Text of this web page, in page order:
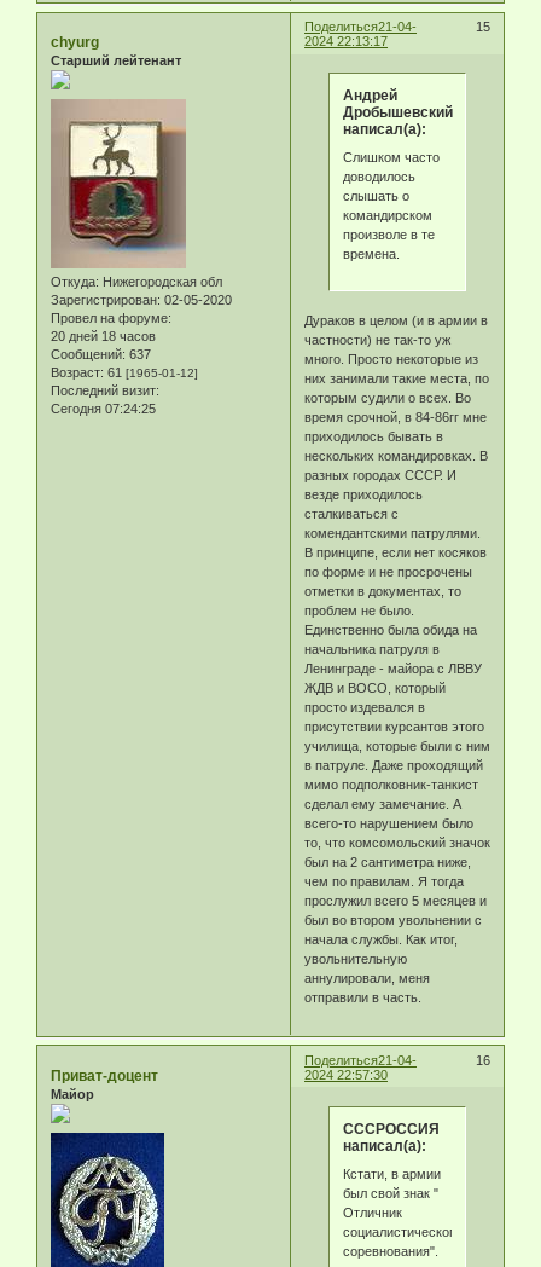
Поделиться 15
21-04-
2024 22:13:17
chyurg
Старший лейтенант
Откуда: Нижегородская обл
Зарегистрирован: 02-05-2020
Провел на форуме:
20 дней 18 часов
Сообщений: 637
Возраст: 61 [1965-01-12]
Последний визит:
Сегодня 07:24:25
Андрей
Дробышевский
написал(а):
Слишком часто
доводилось
слышать о
командирском
произволе в те
времена.
Дураков в целом (и в армии в
частности) не так-то уж
много. Просто некоторые из
них занимали такие места, по
которым судили о всех. Во
время срочной, в 84-86гг мне
приходилось бывать в
нескольких командировках. В
разных городах СССР. И
везде приходилось
сталкиваться с
комендантскими патрулями.
В принципе, если нет косяков
по форме и не просрочены
отметки в документах, то
проблем не было.
Единственно была обида на
начальника патруля в
Ленинграде - майора с ЛВВУ
ЖДВ и ВОСО, который
просто издевался в
присутствии курсантов этого
училища, которые были с ним
в патруле. Даже проходящий
мимо подполковник-танкист
сделал ему замечание. А
всего-то нарушением было
то, что комсомольский значок
был на 2 сантиметра ниже,
чем по правилам. Я тогда
прослужил всего 5 месяцев и
был во втором увольнении с
начала службы. Как итог,
увольнительную
аннулировали, меня
отправили в часть.
Поделиться 16
21-04-
2024 22:57:30
Приват-доцент
Майор
СССРОССИЯ
написал(а):
Кстати, в армии
был свой знак "
Отличник
социалистического
соревнования".